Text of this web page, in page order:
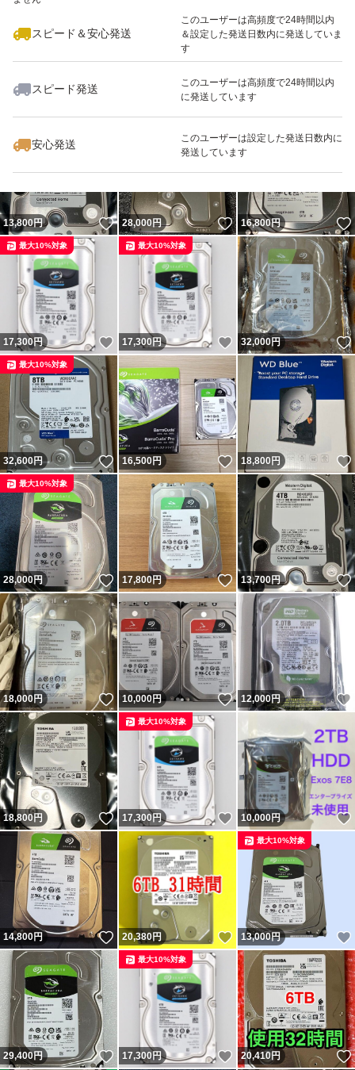
スピード＆安心発送
このユーザーは高頻度で24時間以内
＆設定した発送日数内に発送していま
す
スピード発送
このユーザーは高頻度で24時間以内
に発送しています
安心発送
このユーザーは設定した発送日数内に
発送しています
いいね！
10,000
13,800円 いいね！
28,000円 いいね！
16,800円
17,300円 いいね！
最大10%対象
17,300円 いいね！
最大10%対象
32,000円
32,600円 いいね！
最大10%対象
16,500円 いいね！
18,800円
28,000円 いいね！
最大10%対象
17,800円 いいね！
13,700円
18,000円 いいね！
10,000円 いいね！
12,000円
18,800円 いいね！
17,300円 いいね！
最大10%対象
10,000円
14,800円 いいね！
20,380円 いいね！
13,000円
最大10%対象
29,400円 いいね！
17,300円 いいね！
最大10%対象
20,410円